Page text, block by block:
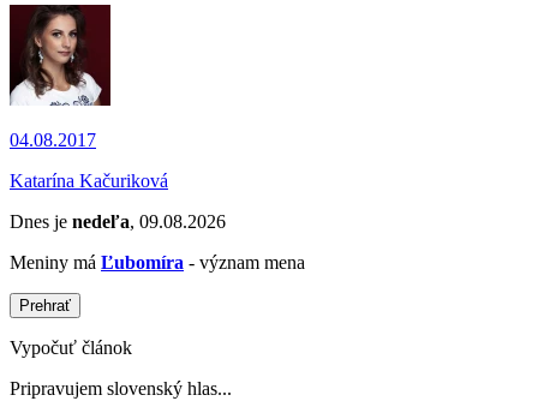
04.08.2017
Katarína Kačuriková
Dnes je nedeľa, 09.08.2026
Meniny má Ľubomíra - význam mena
Prehrať
Vypočuť článok
Pripravujem slovenský hlas...